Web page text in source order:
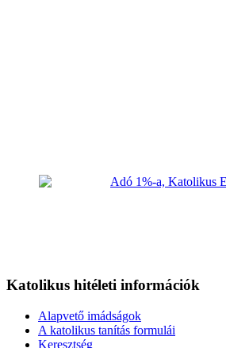
Katolikus hitéleti információk
Alapvető imádságok
A katolikus tanítás formulái
Keresztség